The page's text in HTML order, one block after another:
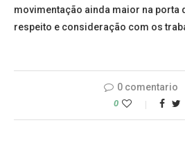
movimentação ainda maior na porta
respeito e consideração com os
0 comentario
0